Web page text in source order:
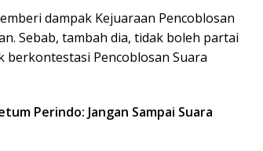
dampak Kejuaraan Pencoblosan
Sebab, tambah dia, tidak boleh partai
Pencoblosan Suara
Perindo: Jangan Sampai Suara